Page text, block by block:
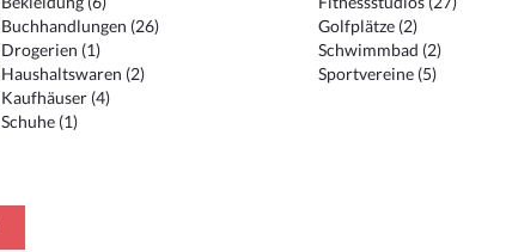
Buchhandlungen (26)
Drogerien (1)
Haushaltswaren (2)
Kaufhäuser (4)
Schuhe (1)
Golfplätze (2)
Schwimmbad (2)
Sportvereine (5)